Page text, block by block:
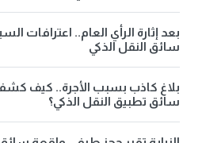
بعد إثارة الرأي العام.. اعترافات
سائق النقل الذكي
بلاغ كاذب بسبب الأجرة.. كيف
سائق تطبيق النقل الذكي؟